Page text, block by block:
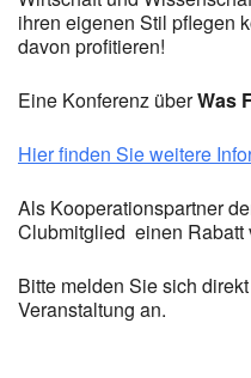
ihren eigenen Stil pflegen
davon profitieren!
Eine Konferenz überWas
Hier finden Sie weitere
Als Kooperationspartner
Clubmitglied einen Rabatt
Bitte melden Sie sich
Veranstaltung an.